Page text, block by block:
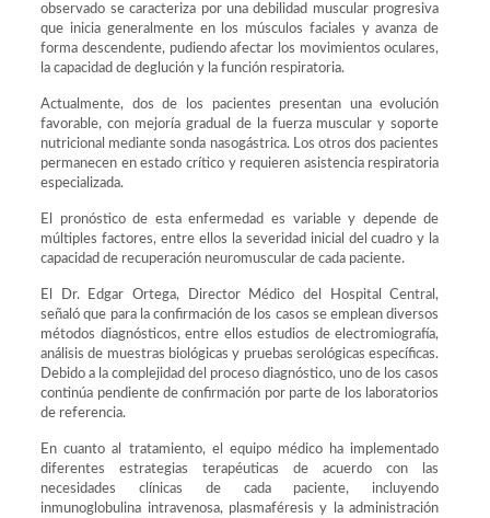
observado se caracteriza por una debilidad muscular progresiva
que inicia generalmente en los músculos faciales y avanza de
forma descendente, pudiendo afectar los movimientos oculares,
la capacidad de deglución y la función respiratoria.
Actualmente, dos de los pacientes presentan una evolución
favorable, con mejoría gradual de la fuerza muscular y soporte
nutricional mediante sonda nasogástrica. Los otros dos pacientes
permanecen en estado crítico y requieren asistencia respiratoria
especializada.
El pronóstico de esta enfermedad es variable y depende de
múltiples factores, entre ellos la severidad inicial del cuadro y la
capacidad de recuperación neuromuscular de cada paciente.
El Dr. Edgar Ortega, Director Médico del Hospital Central,
señaló que para la confirmación de los casos se emplean diversos
métodos diagnósticos, entre ellos estudios de electromiografía,
análisis de muestras biológicas y pruebas serológicas específicas.
Debido a la complejidad del proceso diagnóstico, uno de los casos
continúa pendiente de confirmación por parte de los laboratorios
de referencia.
En cuanto al tratamiento, el equipo médico ha implementado
diferentes estrategias terapéuticas de acuerdo con las
necesidades clínicas de cada paciente, incluyendo
inmunoglobulina intravenosa, plasmaféresis y la administración